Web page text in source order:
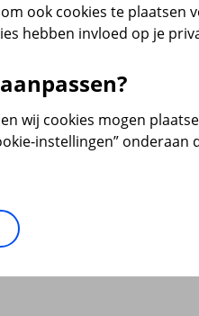
ook cookies te
hebben invloed op je
wij cookies mogen
instellingen” onderaan